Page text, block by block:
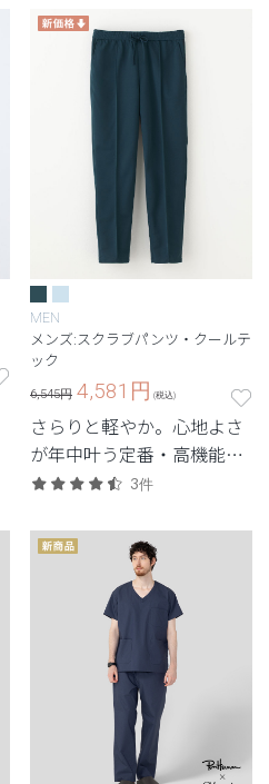
MEN
メンズ:スクラブパンツ・クールテ
ック
6,545円 4,581 円 (税込)
さらりと軽やか。心地よさ
が年中叶う定番・高機能シ
リーズ。
3件